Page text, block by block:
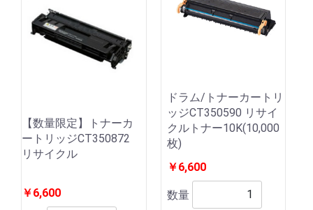
【数量限定】トナーカ
ートリッジCT350872
リサイクル
￥6,600
ドラム/トナーカートリ
ッジCT350590 リサイ
クルトナー10K(10,000
枚)
￥6,600
数量